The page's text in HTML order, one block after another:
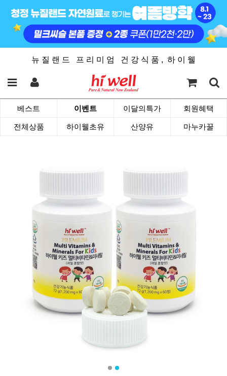
뉴 질 랜 드 프 리 미 엄 건 강 식 품 , 하 이 웰
베스트 이벤트 이달의특가 회원혜택
전체상품 하이웰초유 산양유 마누카꿀